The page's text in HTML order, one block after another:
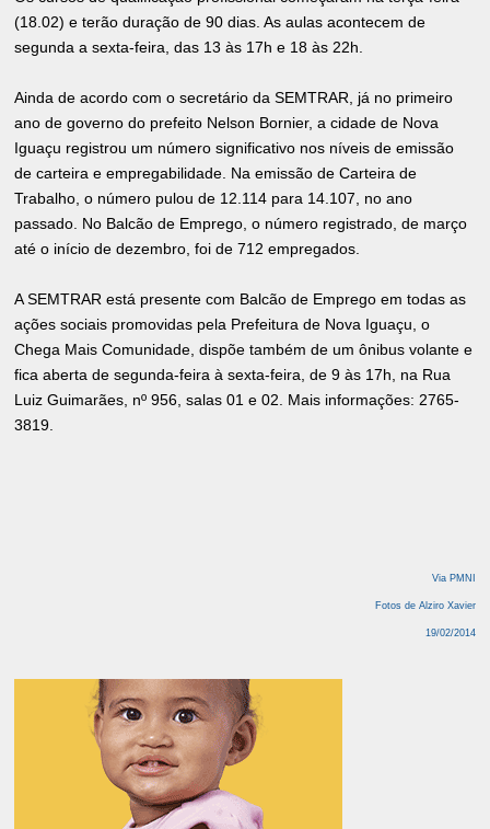
(18.02) e terão duração de 90 dias. As aulas acontecem de
segunda a sexta-feira, das 13 às 17h e 18 às 22h.
Ainda de acordo com o secretário da SEMTRAR, já no primeiro
ano de governo do prefeito Nelson Bornier, a cidade de Nova
Iguaçu registrou um número significativo nos níveis de emissão
de carteira e empregabilidade. Na emissão de Carteira de
Trabalho, o número pulou de 12.114 para 14.107, no ano
passado. No Balcão de Emprego, o número registrado, de março
até o início de dezembro, foi de 712 empregados.
A SEMTRAR está presente com Balcão de Emprego em todas as
ações sociais promovidas pela Prefeitura de Nova Iguaçu, o
Chega Mais Comunidade, dispõe também de um ônibus volante e
fica aberta de segunda-feira à sexta-feira, de 9 às 17h, na Rua
Luiz Guimarães, nº 956, salas 01 e 02. Mais informações: 2765-
3819.
Via PMNI
Fotos de Alziro Xavier
19/02/2014